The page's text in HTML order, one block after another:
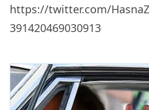
https://twitter.com/
391420469030913